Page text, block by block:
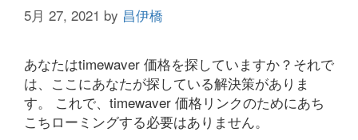
5月 27, 2021 by 昌伊橋
あなたはtimewaver 価格を探していますか？それで
は、ここにあなたが探している解決策がありま
す。 これで、timewaver 価格リンクのためにあち
こちローミングする必要はありません。